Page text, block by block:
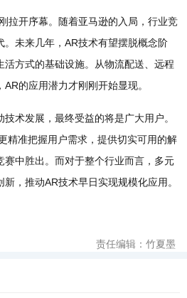
拉开序幕。随着亚马逊的入局，行业竞
。未来几年，AR技术有望摆脱概念阶
方式的基础设施。从物流配送、远程
的应用潜力才刚刚开始显现。
术发展，最终受益的将是广大用户。
精准把握用户需求，提供切实可用的解
赛中胜出。而对于整个行业而言，多元
，推动AR技术早日实现规模化应用。
责任编辑：竹夏墨